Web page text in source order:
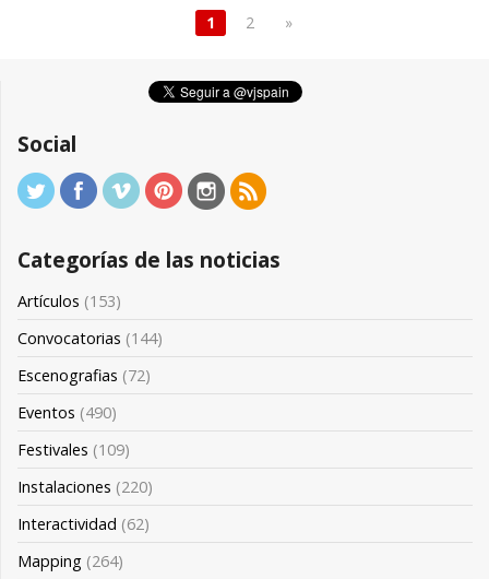
1 2 »
Social
Categorías de las noticias
Artículos (153)
Convocatorias (144)
Escenografias (72)
Eventos (490)
Festivales (109)
Instalaciones (220)
Interactividad (62)
Mapping (264)